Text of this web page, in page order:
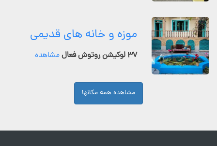
موزه و خانه های قدیمی
۳۷ لوکیشن روتوش فعال مشاهده
مشاهده همه مکانها